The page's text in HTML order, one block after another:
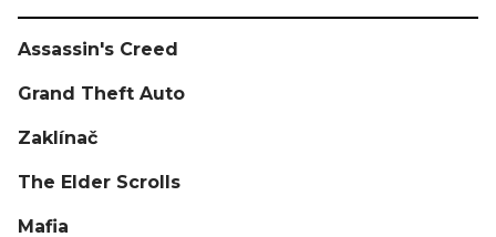
Assassin's Creed
Grand Theft Auto
Zaklínač
The Elder Scrolls
Mafia